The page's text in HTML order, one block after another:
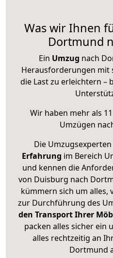
Was wir Ihnen
Dortmund
Ein Umzug nach
Herausforderungen mit
die Last zu erleichtern –
Wir haben mehr als
Umzügen
Die
Erfahrung im Bereich
und kennen die
von Duisburg nach
kümmern sich um alles,
zur Durchführung des
den Transport Ihrer
packen alles sicher ein
alles rechtzeitig an
Dortmund